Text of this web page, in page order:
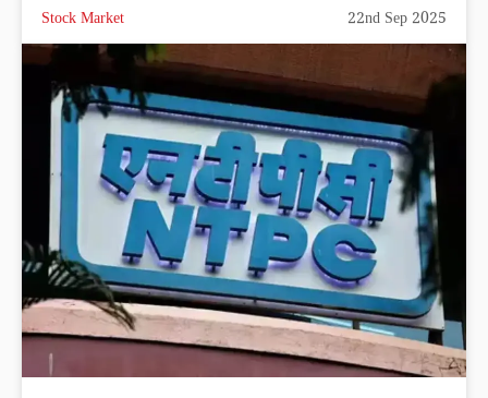
Stock Market 22nd Sep 2025